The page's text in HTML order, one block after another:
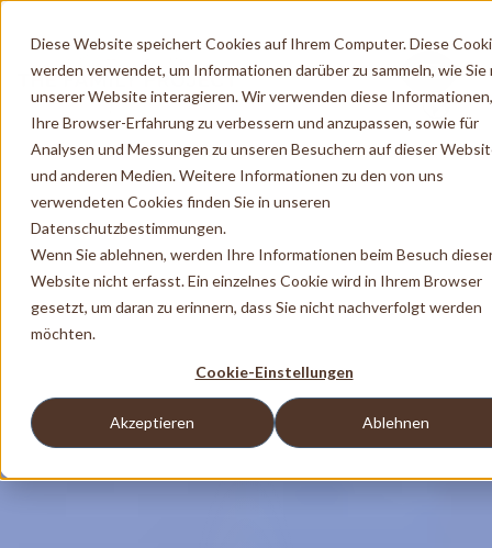
Diese Website speichert Cookies auf Ihrem Computer. Diese
werden verwendet, um Informationen darüber zu sammeln, wie Sie
unserer Website interagieren. Wir verwenden diese
Ihre Browser-Erfahrung zu verbessern und anzupassen, sowie für
Analysen und Messungen zu unseren Besuchern auf dieser
und anderen Medien. Weitere Informationen zu den von uns
verwendeten Cookies finden Sie in unseren
Datenschutzbestimmungen.
Wenn Sie ablehnen, werden Ihre Informationen beim Besuch
Website nicht erfasst. Ein einzelnes Cookie wird in Ihrem Browser
gesetzt, um daran zu erinnern, dass Sie nicht nachverfolgt werden
möchten.
Cookie-Einstellungen
Akzeptieren Ablehnen